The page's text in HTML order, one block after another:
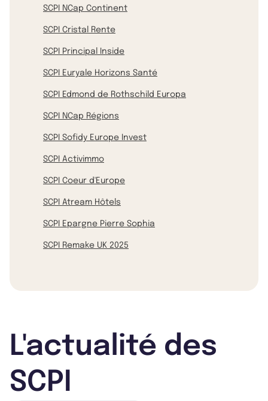
SCPI NCap Continent
SCPI Cristal Rente
SCPI Principal Inside
SCPI Euryale Horizons Santé
SCPI Edmond de Rothschild Europa
SCPI NCap Régions
SCPI Sofidy Europe Invest
SCPI Activimmo
SCPI Coeur d'Europe
SCPI Atream Hôtels
SCPI Epargne Pierre Sophia
SCPI Remake UK 2025
L'actualité des
SCPI